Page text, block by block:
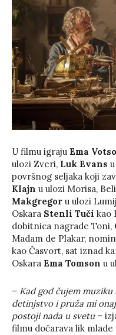
U filmu igraju Ema
ulozi Zveri, Luk Evans
površnog seljaka koji
Klajn u ulozi Morisa,
Makgregor u ulozi
Oskara Stenli Tuči kao
dobitnica nagrade Toni,
Madam de Plakar,
kao Časvort, sat iznad
Oskara Ema Tomson u
– Kad god čujem
detinjstvo i pruža mi
postoji nada u svetu–
filmu dočarava lik mlade